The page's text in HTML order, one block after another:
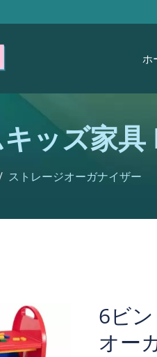
ホ
ッズ家
ストレージオーガナイザー
6ビ
オー